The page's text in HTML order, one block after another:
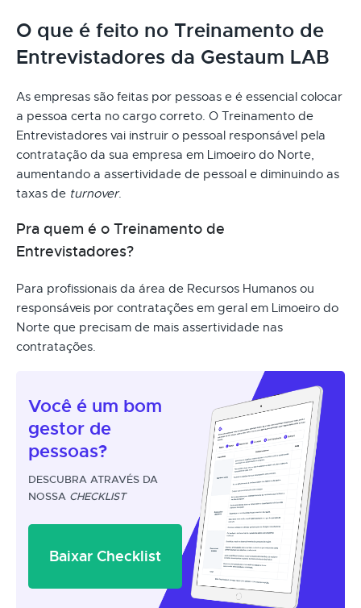
O que é feito no Treinamento de
Entrevistadores da Gestaum LAB
As empresas são feitas por pessoas e é essencial colocar
a pessoa certa no cargo correto. O Treinamento de
Entrevistadores vai instruir o pessoal responsável pela
contratação da sua empresa em Limoeiro do Norte,
aumentando a assertividade de pessoal e diminuindo as
taxas de turnover.
Pra quem é o Treinamento de
Entrevistadores?
Para profissionais da área de Recursos Humanos ou
responsáveis por contratações em geral em Limoeiro do
Norte que precisam de mais assertividade nas
contratações.
Você é um bom
gestor de
pessoas?
DESCUBRA ATRAVÉS DA
NOSSA CHECKLIST
Baixar Checklist